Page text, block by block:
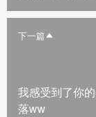
下一篇
我感受到了你
落ww